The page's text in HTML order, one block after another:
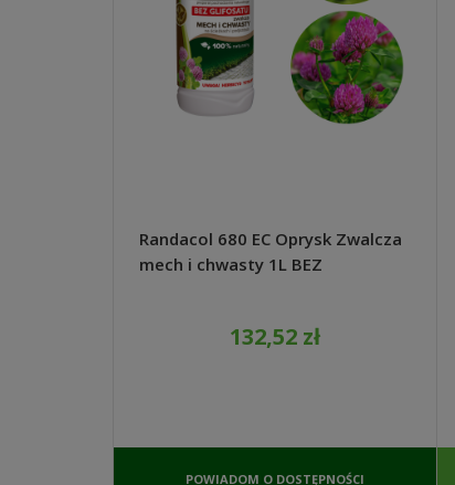
Randacol 680 EC Oprysk Zwalcza
mech i chwasty 1L BEZ
132,52 zł
POWIADOM O DOSTĘPNOŚCI